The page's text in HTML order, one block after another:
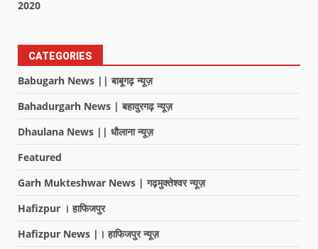
2020
CATEGORIES
Babugarh News || बाबूगढ़ न्यूज़
Bahadurgarh News | बहादुरगढ़ न्यूज़
Dhaulana News || धौलाना न्यूज़
Featured
Garh Mukteshwar News | गढ़मुक्तेश्वर न्यूज़
Hafizpur । हाफिजपुर
Hafizpur News |। हाफिजपुर न्यूज़